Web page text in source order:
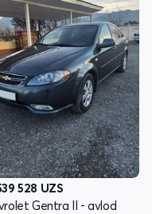
528 UZS
Gentra II - avlod